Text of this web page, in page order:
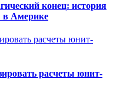
конец: история
в Америке
расчеты юнит-